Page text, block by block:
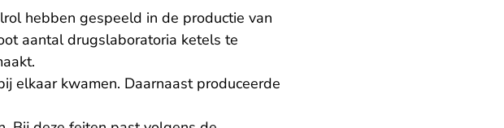
hebben gespeeld in de productie van
aantal drugslaboratoria ketels te
elkaar kwamen. Daarnaast produceerde